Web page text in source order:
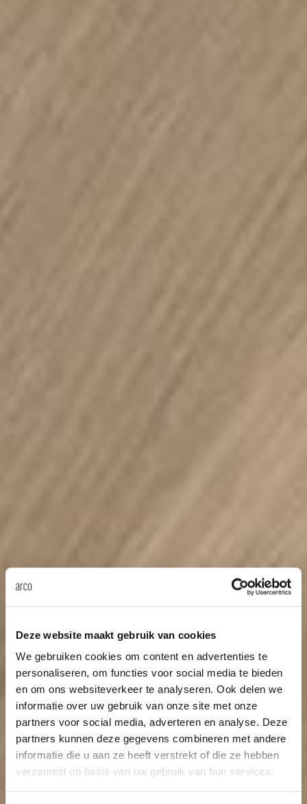
Deze website maakt gebruik van cookies
We gebruiken cookies om content en advertenties te
personaliseren, om functies voor social media te bieden
en om ons websiteverkeer te analyseren. Ook delen we
informatie over uw gebruik van onze site met onze
partners voor social media, adverteren en analyse. Deze
partners kunnen deze gegevens combineren met andere
informatie die u aan ze heeft verstrekt of die ze hebben
verzameld op basis van uw gebruik van hun services.